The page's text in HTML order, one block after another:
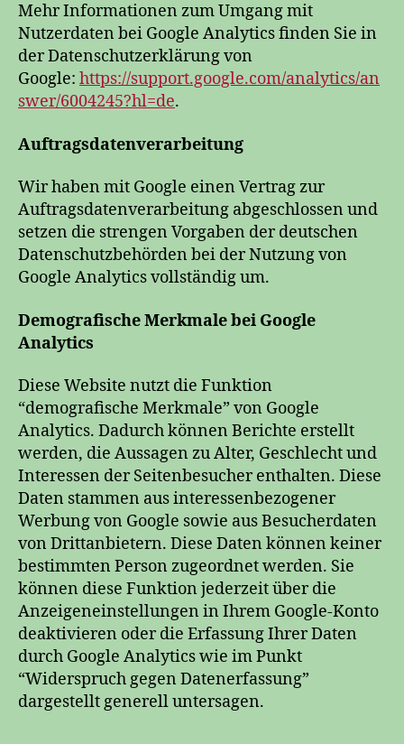
Mehr Informationen zum Umgang mit
Nutzerdaten bei Google Analytics finden Sie in
der Datenschutzerklärung von
Google: https://support.google.com/analytics/an
swer/6004245?hl=de.
Auftragsdatenverarbeitung
Wir haben mit Google einen Vertrag zur
Auftragsdatenverarbeitung abgeschlossen und
setzen die strengen Vorgaben der deutschen
Datenschutzbehörden bei der Nutzung von
Google Analytics vollständig um.
Demografische Merkmale bei Google
Analytics
Diese Website nutzt die Funktion
“demografische Merkmale” von Google
Analytics. Dadurch können Berichte erstellt
werden, die Aussagen zu Alter, Geschlecht und
Interessen der Seitenbesucher enthalten. Diese
Daten stammen aus interessenbezogener
Werbung von Google sowie aus Besucherdaten
von Drittanbietern. Diese Daten können keiner
bestimmten Person zugeordnet werden. Sie
können diese Funktion jederzeit über die
Anzeigeneinstellungen in Ihrem Google-Konto
deaktivieren oder die Erfassung Ihrer Daten
durch Google Analytics wie im Punkt
“Widerspruch gegen Datenerfassung”
dargestellt generell untersagen.